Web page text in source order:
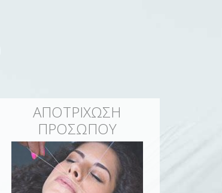
ΑΠΟΤΡΙΧΩΣΗ
ΠΡΟΣΩΠΟΥ